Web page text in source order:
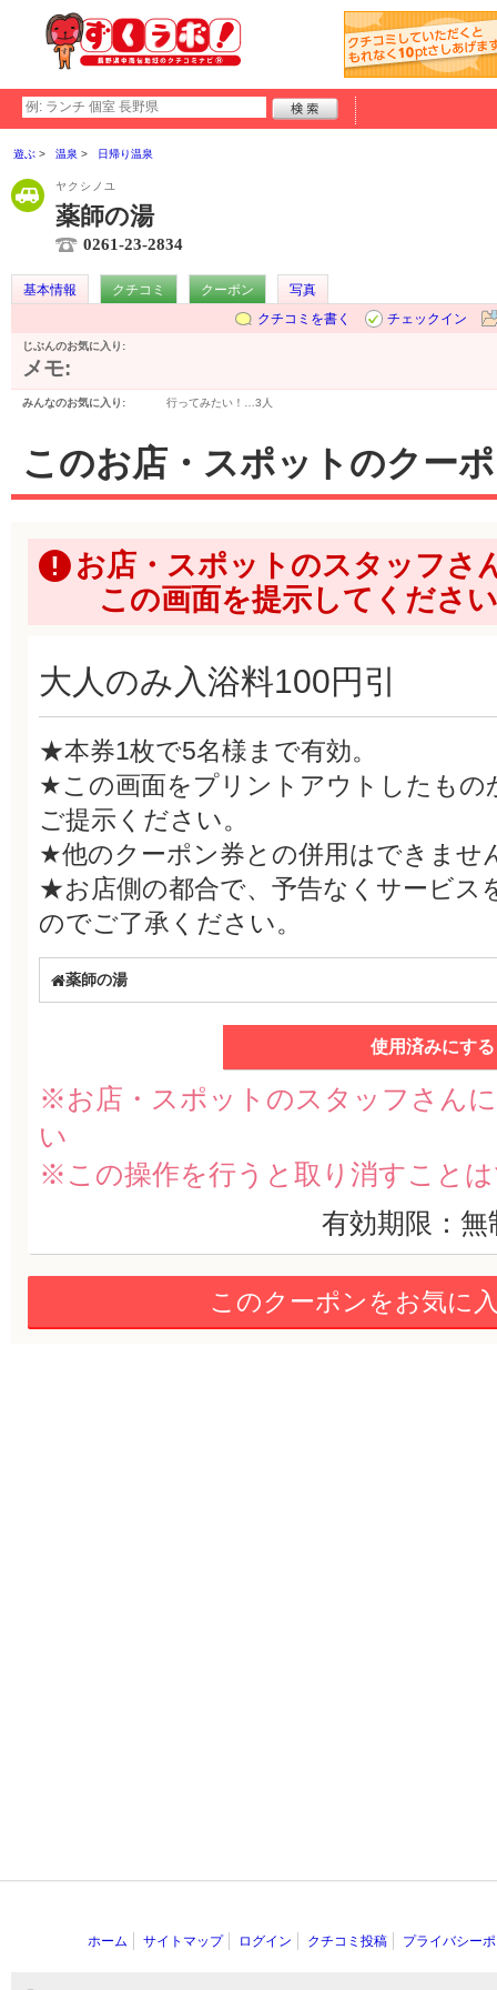
遊ぶ 温泉 日帰り温泉
ヤクシノユ
薬師の湯
0261-23-2834
基本情報 クチコミ クーポン
写真
クチコミを書く
チェックイン
じぶんのお気に入り:
メモ:
みんなのお気に入り: 行ってみたい！… 3人
このお店・スポットのクー
お店・スポットのスタッフさ
この画面を提示してください
大人のみ入浴料100円引
★本券1枚で5名様まで有効。
★この画面をプリントアウトしたもの
ご提示ください。
★他のクーポン券との併用はできませ
★お店側の都合で、予告なくサービス
のでご了承ください。
薬師の湯
使用済みにする
※お店・スポットのスタッフさん
い
※この操作を行うと取り消すこと
有効期限：無
このクーポンをお気に
ホーム サイトマップ ログイン クチコミ投稿 プライバシー